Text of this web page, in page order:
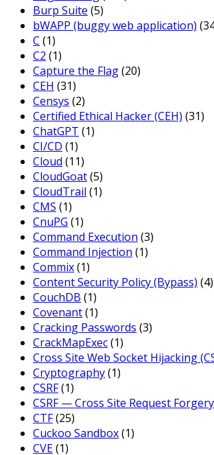
Burp Suite (5)
bWAPP (buggy web application)
C (1)
C2 (1)
Capture the Flag(20)
CEH (31)
Censys (2)
Certified Ethical Hacker (CEH) (31)
ChatGPT (1)
CI/CD (1)
Cloud (11)
CloudGoat(5)
CloudTrail (1)
CMS (1)
CnuPG (1)
Command Execution (3)
Command Injection (1)
Commix(1)
Content Security Policy (Bypass) (4)
CouchDB (1)
Covenant(1)
Cracking Passwords (3)
CrackMapExec(1)
Cross Site Web Socket Hijacking
Cryptography(1)
CSRF(1)
CSRF — Cross Site Request Forgery
CTF(25)
Cuckoo Sandbox(1)
CVE(1)